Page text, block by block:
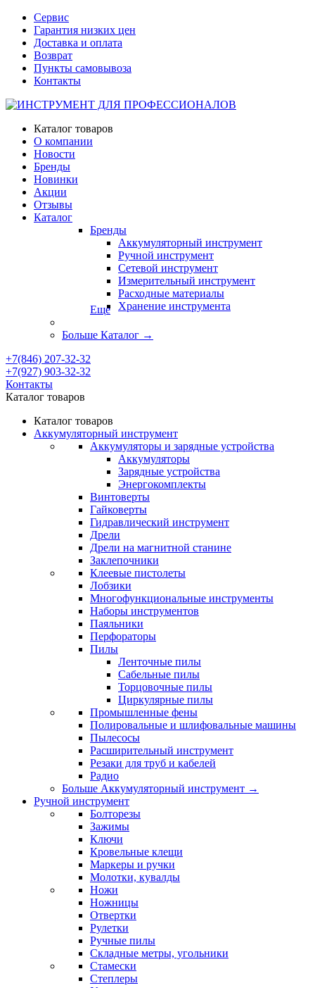
Сервис
Гарантия низких цен
Доставка и оплата
Возврат
Пункты самовывоза
Контакты
Каталог товаров
О компании
Новости
Бренды
Новинки
Акции
Отзывы
Каталог
Бренды
Аккумуляторный инструмент
Ручной инструмент
Сетевой инструмент
Измерительный инструмент
Расходные материалы
Хранение инструмента
Еще
Больше Каталог →
+7(846) 207-32-32
+7(927) 903-32-32
Контакты
Каталог товаров
Каталог товаров
Аккумуляторный инструмент
Аккумуляторы и зарядные устройства
Аккумуляторы
Зарядные устройства
Энергокомплекты
Винтоверты
Гайковерты
Гидравлический инструмент
Дрели
Дрели на магнитной станине
Заклепочники
Клеевые пистолеты
Лобзики
Многофункциональные инструменты
Наборы инструментов
Паяльники
Перфораторы
Пилы
Ленточные пилы
Сабельные пилы
Торцовочные пилы
Циркулярные пилы
Промышленные фены
Полировальные и шлифовальные машины
Пылесосы
Расширительный инструмент
Резаки для труб и кабелей
Радио
Больше Аккумуляторный инструмент →
Ручной инструмент
Болторезы
Зажимы
Ключи
Кровельные клещи
Маркеры и ручки
Молотки, кувалды
Ножи
Ножницы
Отвертки
Рулетки
Ручные пилы
Складные метры, угольники
Стамески
Степлеры